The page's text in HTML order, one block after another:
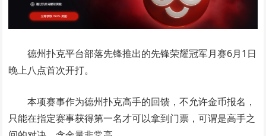
德州扑克平台部落先锋推出的先锋荣耀冠军月赛6月1日
晚上八点首次开打。
本项赛事作为德州扑克高手的回馈，不允许金币报名，
只能在指定赛事获得第一名才可以拿到门票，可谓是高手之